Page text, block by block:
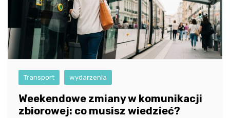
Transport wydarzenia
Weekendowe zmiany w komunikacji
zbiorowej: co musisz wiedzieć?